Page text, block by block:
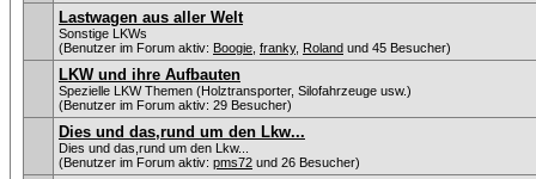
Lastwagen aus aller Welt
Sonstige LKWs
(Benutzer im Forum aktiv: Boogie franky, Roland und 45 Besucher)
LKW und ihre Aufbauten
Spezielle LKW Themen (Holztransporter, Silofahrzeuge usw.)
(Benutzer im Forum aktiv: 29 Besucher)
Dies und das,rund um den Lkw...
Dies und das,rund um den Lkw...
(Benutzer im Forum aktiv: pms72 und 26 Besucher)